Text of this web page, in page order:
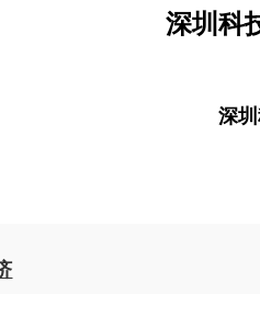
深圳科
深